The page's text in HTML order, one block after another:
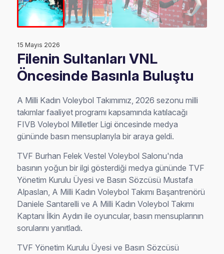
15 Mayıs 2026
Filenin Sultanları VNL
Öncesinde Basınla Buluştu
A Milli Kadın Voleybol Takımımız, 2026 sezonu milli
takımlar faaliyet programı kapsamında katılacağı
FIVB Voleybol Milletler Ligi öncesinde medya
gününde basın mensuplarıyla bir araya geldi.
TVF Burhan Felek Vestel Voleybol Salonu'nda
basının yoğun bir ilgi gösterdiği medya gününde TVF
Yönetim Kurulu Üyesi ve Basın Sözcüsü Mustafa
Alpaslan, A Milli Kadın Voleybol Takımı Başantrenörü
Daniele Santarelli ve A Milli Kadın Voleybol Takımı
Kaptanı İlkin Aydın ile oyuncular, basın mensuplarının
sorularını yanıtladı.
TVF Yönetim Kurulu Üyesi ve Basın Sözcüsü